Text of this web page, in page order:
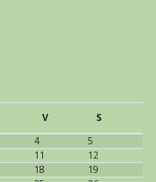
V
S
4
5
11
12
18
19